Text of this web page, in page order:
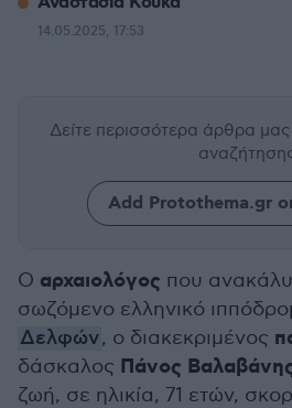
14.05.2025, 17:53
Δείτε περισσότερα άρθρα μας
Add Protothema.gr
Ο αρχαιολόγος που
σωζόμενο ελληνικό
Δελφών, ο διακεκριμένος
δάσκαλος Πάνος
ζωή, σε ηλικία, 71 ετών,